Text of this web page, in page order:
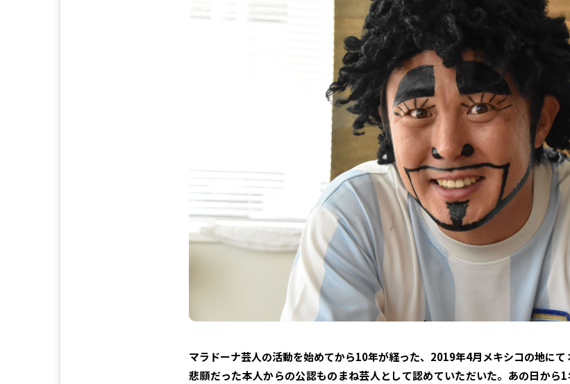
マラドーナ芸人の活動を始めてから10年が経った、2019年4月メキシコの地にて
悲願だった本人からの公認ものまね芸人として認めていただいた。あの日から